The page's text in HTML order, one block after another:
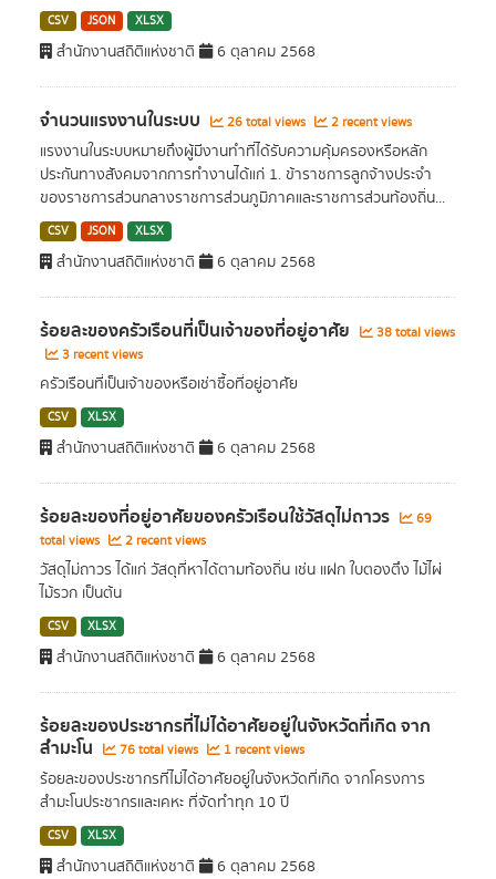
CSV JSON XLSX
สำนักงานสถิติแห่งชาติ 6 ตุลาคม 2568
จำนวนแรงงานในระบบ 26 total views 2 recent views
แรงงานในระบบหมายถึงผู้มีงานทําที่ได้รับความคุ้มครองหรือหลัก
ประกันทางสังคมจากการทํางานได้แก่ 1. ข้าราชการลูกจ้างประจํา
ของราชการส่วนกลางราชการส่วนภูมิภาคและราชการส่วนท้องถิ่น...
CSV JSON XLSX
สำนักงานสถิติแห่งชาติ 6 ตุลาคม 2568
ร้อยละของครัวเรือนที่เป็นเจ้าของที่อยู่อาศัย
38 total views
3 recent views
ครัวเรือนที่เป็นเจ้าของหรือเช่าซื้อที่อยู่อาศัย
CSV XLSX
สำนักงานสถิติแห่งชาติ 6 ตุลาคม 2568
ร้อยละของที่อยู่อาศัยของครัวเรือนใช้วัสดุไม่ถาวร
69
total views
2 recent views
วัสดุไม่ถาวร ได้แก่ วัสดุที่หาได้ตามท้องถิ่น เช่น แฝก ใบตองตึง ไม้ไผ่
ไม้รวก เป็นต้น
CSV XLSX
สำนักงานสถิติแห่งชาติ 6 ตุลาคม 2568
ร้อยละของประชากรที่ไม่ได้อาศัยอยู่ในจังหวัดที่เกิด จาก
สำมะโน 76 total views 1 recent views
ร้อยละของประชากรที่ไม่ได้อาศัยอยู่ในจังหวัดที่เกิด จากโครงการ
สำมะโนประชากรและเคหะ ที่จัดทำทุก 10 ปี
CSV XLSX
สำนักงานสถิติแห่งชาติ 6 ตุลาคม 2568